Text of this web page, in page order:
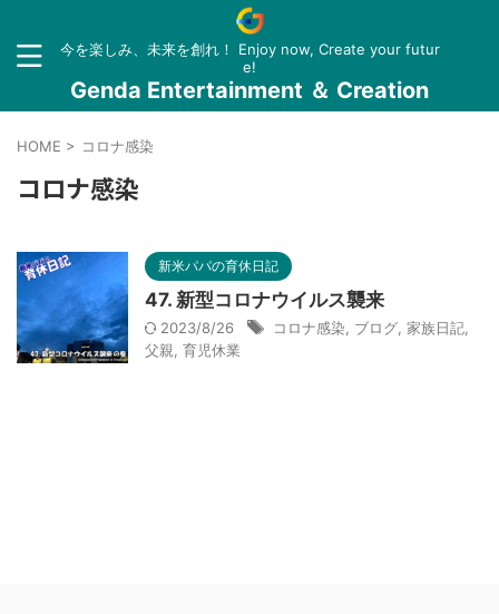
今を楽しみ、未来を創れ！ Enjoy now, Create your futur
e!
Genda Entertainment ＆ Creation
HOME > コロナ感染
コロナ感染
新米パパの育休日記
47. 新型コロナウイルス襲来
2023/8/26 コロナ感染 ブログ 家族日記
父親
育児休業